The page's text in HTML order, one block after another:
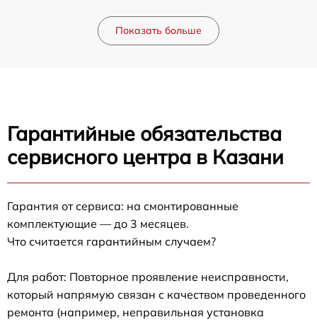
Показать больше
Гарантийные обязательства
сервисного центра в Казани
Гарантия от сервиса: на смонтированные
комплектующие — до 3 месяцев.
Что считается гарантийным случаем?
Для работ: Повторное проявление неисправности,
который напрямую связан с качеством проведенного
ремонта (например, неправильная установка